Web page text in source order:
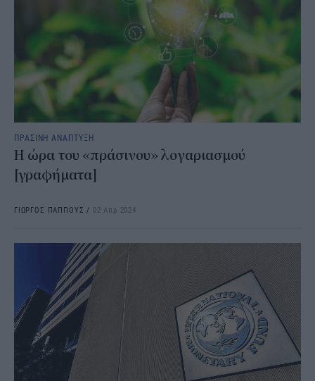
ΠΡΑΣΙΝΗ ΑΝΑΠΤΥΞΗ
Η ώρα του «πράσινου» λογαριασμού
[γραφήματα]
ΓΙΩΡΓΟΣ ΠΑΠΠΟΥΣ / 02 Απρ 2024